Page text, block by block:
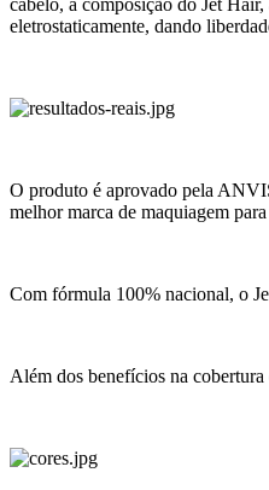
eletrostaticamente, dando
O produto é aprovado pela
melhor marca de maquiagem
Com fórmula 100% nacional, o
Além dos benefícios na